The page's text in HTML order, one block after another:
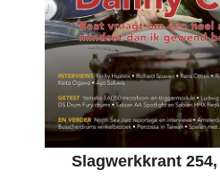
Slagwerkkrant